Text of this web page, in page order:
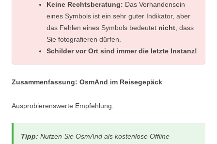
Keine Rechtsberatung: Das Vorhandensein
eines Symbols ist ein sehr guter Indikator, aber
das Fehlen eines Symbols bedeutet nicht, dass
Sie fotografieren dürfen.
Schilder vor Ort sind immer die letzte Instanz!
Zusammenfassung: OsmAnd im Reisegepäck
Ausprobierenswerte Empfehlung:
Tipp: Nutzen Sie OsmAnd als kostenlose Offline-